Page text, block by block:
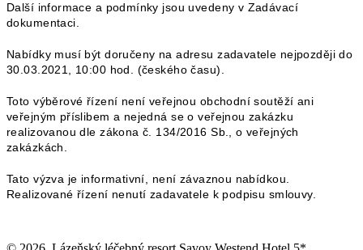
Další informace a podmínky jsou uvedeny v Zadávací
dokumentaci.
Nabídky musí být doručeny na adresu zadavatele nejpozději do
30.03.2021, 10:00 hod. (českého času).
Toto výběrové řízení není veřejnou obchodní soutěží ani
veřejným příslibem a nejedná se o veřejnou zakázku
realizovanou dle zákona č. 134/2016 Sb., o veřejných
zakázkách.
Tato výzva je informativní, není závaznou nabídkou.
Realizované řízení nenutí zadavatele k podpisu smlouvy.